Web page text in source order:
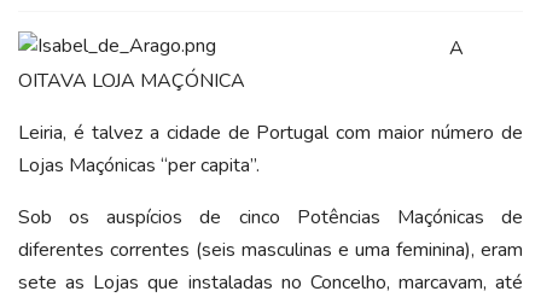
A
OITAVA LOJA MAÇÓNICA
Leiria, é talvez a cidade de Portugal com maior número de
Lojas Maçónicas “per capita”.
Sob os auspícios de cinco Potências Maçónicas de
diferentes correntes (seis masculinas e uma feminina), eram
sete as Lojas que instaladas no Concelho, marcavam, até